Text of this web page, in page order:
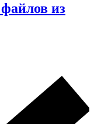
из